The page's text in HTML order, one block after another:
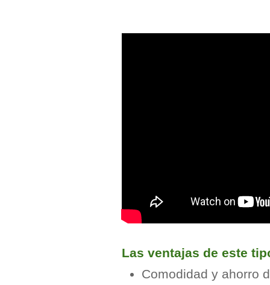
Las ventajas de este
Comodidad y ahorro